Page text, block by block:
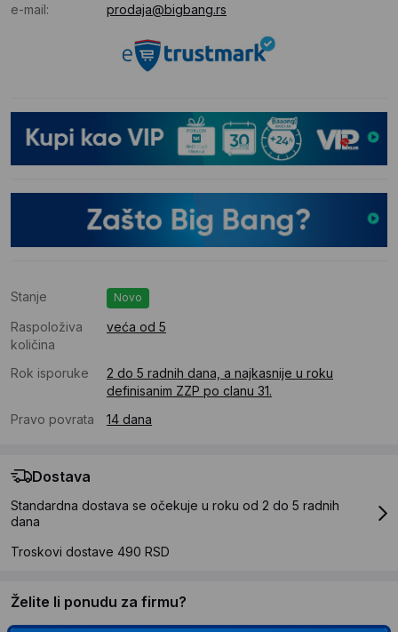
e-mail:
prodaja@bigbang.rs
Stanje Novo
Raspoloživa
količina
veća od 5
Rok isporuke
2 do 5 radnih dana, a najkasnije u roku
definisanim ZZP po clanu 31.
Pravo povrata
14 dana
Dostava
Standardna dostava se očekuje u roku od 2 do 5 radnih
dana
Troskovi dostave 490 RSD
Želite li ponudu za firmu?